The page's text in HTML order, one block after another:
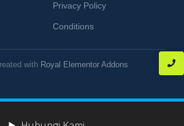
Privacy Policy
Conditions
with Royal Elementor Addons